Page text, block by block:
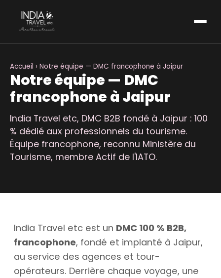
Accueil › Notre équipe — DMC francophone à Jaipur
Notre équipe — DMC
francophone à Jaipur
India Travel etc, DMC B2B fondé à Jaipur : 100
% dédié aux professionnels du tourisme.
Équipe francophone, reconnu Ministère du
Tourisme, membre Actif de l'IATO.
India Travel etc est un DMC 100 % B2B,
francophone, fondé et implanté à Jaipur,
au service des agences et tour-
opérateurs. Derrière chaque voyage, une